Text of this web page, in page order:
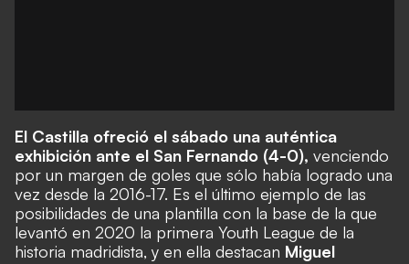
El Castilla ofreció el sábado una auténtica
exhibición ante el San Fernando (4-0), venciendo
por un margen de goles que sólo había logrado una
vez desde la 2016-17. Es el último ejemplo de las
posibilidades de una plantilla con la base de la que
levantó en 2020 la primera Youth League de la
historia madridista, y en ella destacan Miguel